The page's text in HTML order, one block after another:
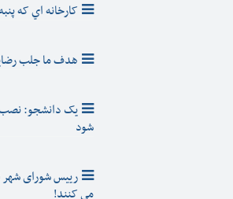
کارخانه اي که پنبه اش 30 سال
هدف ما جلب
يک دانشجو: نصب
شود
ريیس شورای شهر
مي کنند!